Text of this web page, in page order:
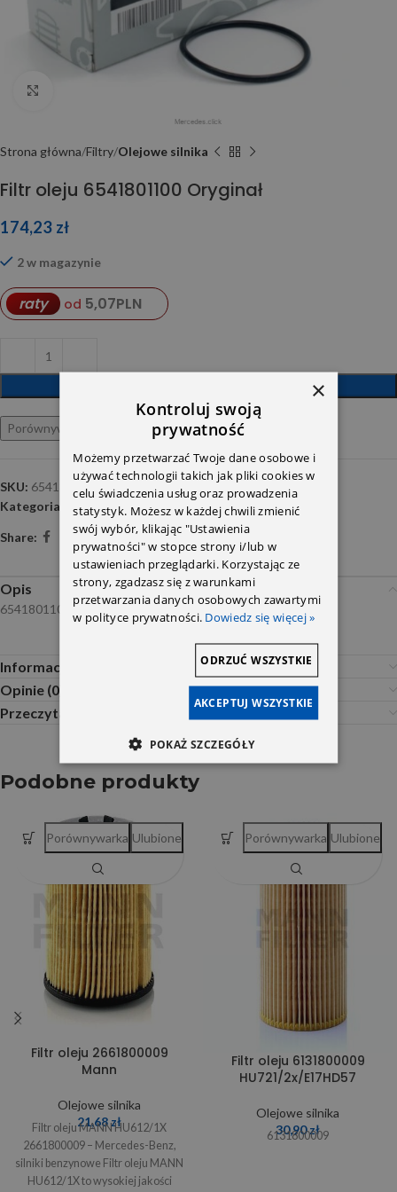
Strona główna Filtry Olejowe silnika
Filtr oleju 6541801100 Oryginał
174,23 zł
2 w magazynie
raty od 5,07PLN
Porównywarka Ulubione
SKU: 6541801100
Kategoria:
Olejowe silnika
Share:
Opis
6541801100 OE
Informacje dodatkowe
Opinie (0)
Przeczytaj Przed Zakupem
Podobne produkty
Filtr oleju 2661800009
Mann
Olejowe silnika
21,68zł
Filtr oleju MANN HU612/1X
2661800009 – Mercedes-Benz,
silniki benzynowe Filtr oleju MANN
HU612/1X to wysokiej jakości
Porównywarka Ulubione
Filtr oleju 6131800009
HU721/2x/E17HD57
Olejowe silnika
30,90zł
6131800009
Porównywarka Ulubione
×
Kontroluj swoją
prywatność
Możemy przetwarzać Twoje dane osobowe i
używać technologii takich jak pliki cookies w
celu świadczenia usług oraz prowadzenia
statystyk. Możesz w każdej chwili zmienić
swój wybór, klikając "Ustawienia
prywatności" w stopce strony i/lub w
ustawieniach przeglądarki. Korzystając ze
strony, zgadzasz się z warunkami
przetwarzania danych osobowych zawartymi
w polityce prywatności. Dowiedz się więcej »
AKCEPTUJ WSZYSTKIE
ODRZUĆ WSZYSTKIE
POKAŻ SZCZEGÓŁY